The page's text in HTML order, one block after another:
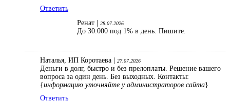
Ответить
Ренат |
28.07.2026
До 30.000 под 1% в день. Пишите.
Наталья, ИП Коротаева | 27.07.2026
Деньги в долг, быстро и без прелоплаты. Решение вашего
вопроса за один день. Без выходных. Контакты:
{информацию уточняйте у администраторов сайта}
Ответить